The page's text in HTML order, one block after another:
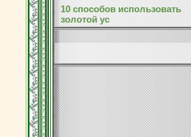
10 способов использовать
золотой ус